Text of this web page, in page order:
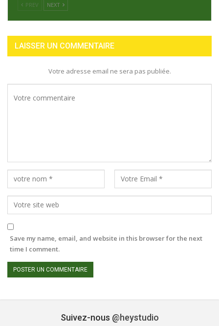
PREV NEXT
LAISSER UN COMMENTAIRE
Votre adresse email ne sera pas publiée.
Save my name, email, and website in this browser for the next
time I comment.
Suivez-nous @heystudio